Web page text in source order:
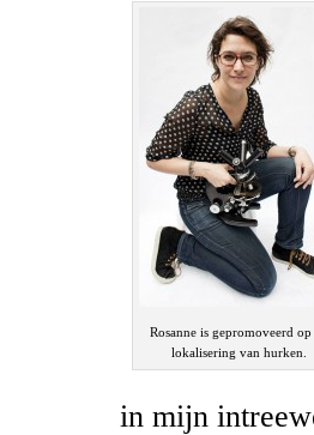
Rosanne is gepromoveerd op
lokalisering van hurken.
in mijn